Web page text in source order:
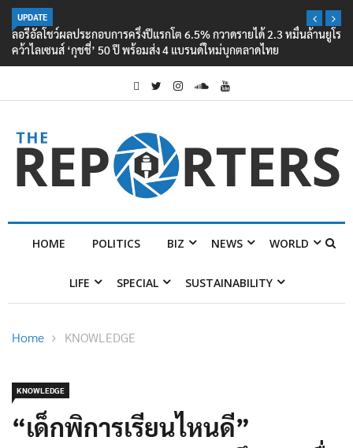
UPDATE
ลอรีอัลโชว์ผลประกอบการครึ่งปีแรกโต 6.5% กวาดรายได้ 2.3 หมื่นล้านยูโร
คว้าไลเซนส์ ‘กุชชี่’ 50 ปี พร้อมส่ง 4 แบรนด์ใหม่บุกตลาดไทย
HOME POLITICS BIZ NEWS WORLD
LIFE SPECIAL SUSTAINABILITY
Home KNOWLEDGE
KNOWLEDGE
“เด็กพิการเรียนไหนดี”